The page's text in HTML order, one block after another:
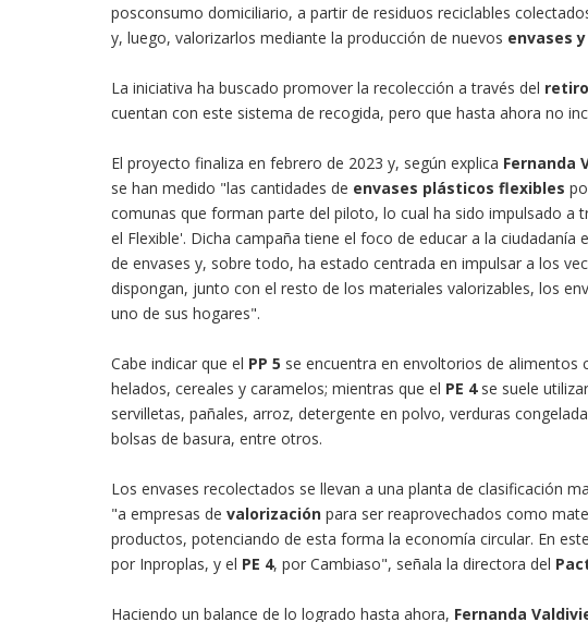
posconsumo domiciliario, a partir de residuos reciclables
y, luego, valorizarlos mediante la producción de nuevos envases
La iniciativa ha buscado promover la recolección a través del
cuentan con este sistema de recogida, pero que hasta ahora no
El proyecto finaliza en febrero de 2023 y, según explica Fernanda
se han medido "las cantidades de envases plásticos flexibles
comunas que forman parte del piloto, lo cual ha sido impulsado a
el Flexible'. Dicha campaña tiene el foco de educar a la
de envases y, sobre todo, ha estado centrada en impulsar a los
dispongan, junto con el resto de los materiales valorizables, los
uno de sus hogares".
Cabe indicar que el PP 5 se encuentra en envoltorios de alimentos
helados, cereales y caramelos; mientras que el PE 4se suele
servilletas, pañales, arroz, detergente en polvo, verduras
bolsas de basura, entre otros.
Los envases recolectados se llevan a una planta de clasificación
"a empresas de valorización para ser reaprovechados como
productos, potenciando de esta forma la economía circular. En
por Inproplas, y el PE 4, por Cambiaso", señala la directora del
Haciendo un balance de lo logrado hasta ahora, Fernanda